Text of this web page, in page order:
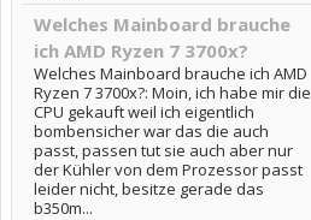
Welches Mainboard brauche
ich AMD Ryzen 7 3700x?
Welches Mainboard brauche ich AMD
Ryzen 7 3700x?: Moin, ich habe mir die
CPU gekauft weil ich eigentlich
bombensicher war das die auch
passt, passen tut sie auch aber nur
der Kühler von dem Prozessor passt
leider nicht, besitze gerade das
b350m...